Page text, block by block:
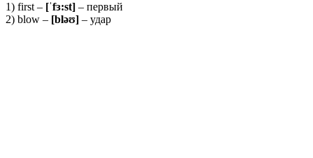
1) first – [ˈfɜ:st] – первый
2) blow – [bləʊ] – удар